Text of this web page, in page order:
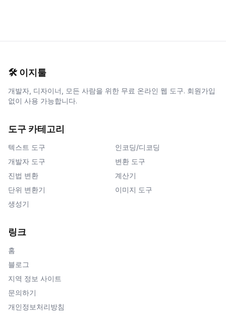
🛠️ 이지툴
개발자, 디자이너, 모든 사람을 위한 무료 온라인 웹 도구. 회원가입
없이 사용 가능합니다.
도구 카테고리
텍스트 도구
인코딩/디코딩
개발자 도구
변환 도구
진법 변환
계산기
단위 변환기
이미지 도구
생성기
링크
홈
블로그
지역 정보 사이트
문의하기
개인정보처리방침